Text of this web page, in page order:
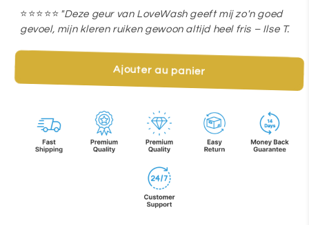
la
quantité
WILD
wasparfum
–
geïnspireerd
quantité
wasparfum
–
geïnspireerd
Sauvage
⭐⭐⭐⭐⭐ "Deze geur van LoveWash geeft mij zo'n goed
gevoel, mijn kleren ruiken gewoon altijd heel fris – Ilse T.
Ajouter au panier